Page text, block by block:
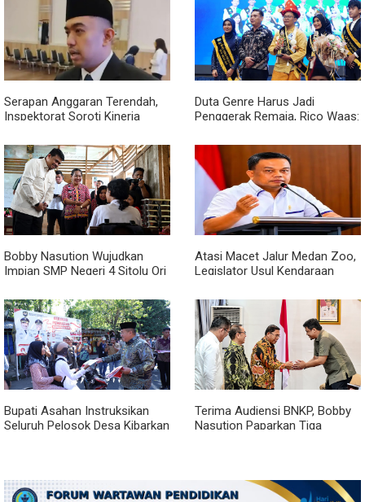
Serapan Anggaran Terendah,
Inspektorat Soroti Kinerja
Duta Genre Harus Jadi
Penggerak Remaja, Rico Waas:
Acara
Bobby Nasution Wujudkan
Impian SMP Negeri 4 Sitolu Ori
Atasi Macet Jalur Medan Zoo,
Legislator Usul Kendaraan
Royal Sumatera
Bupati Asahan Instruksikan
Seluruh Pelosok Desa Kibarkan
Terima Audiensi BNKP, Bobby
Nasution Paparkan Tiga